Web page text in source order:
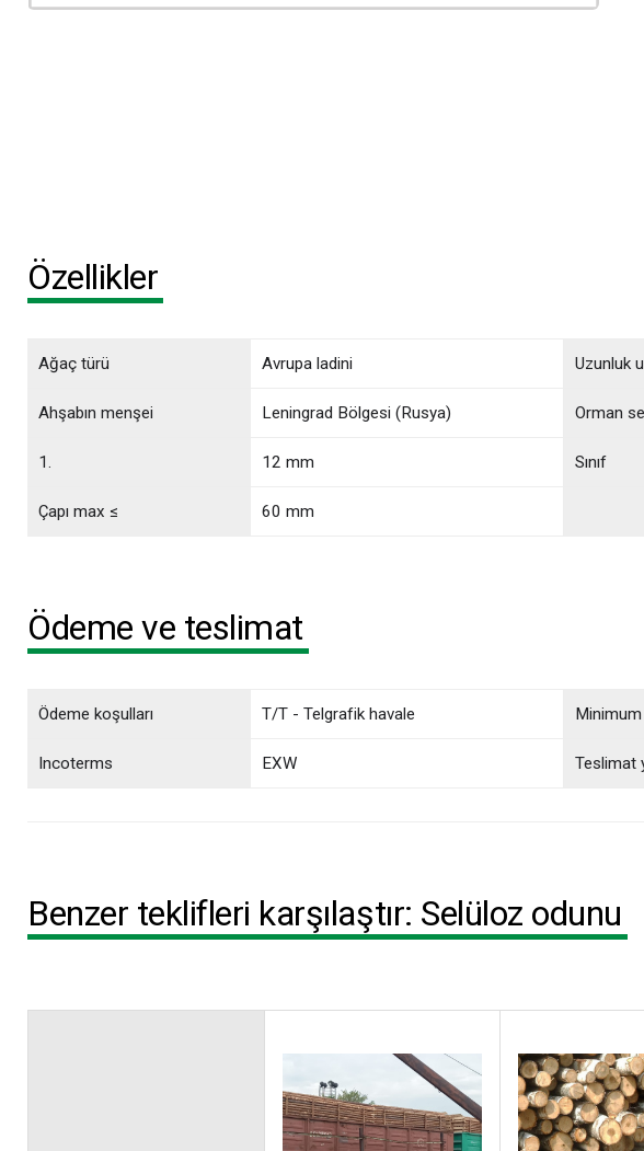
Özellikler
Ağaç türü Avrupa ladini Uzunluk
Ahşabın menşei Leningrad Bölgesi (Rusya) Orman
1. 12 mm Sınıf
Çapı max ≤ 60 mm
Ödeme ve teslimat
Ödeme koşulları T/T - Telgrafik havale
Incoterms EXW Teslimat
Benzer teklifleri karşılaştır: Selüloz odunu